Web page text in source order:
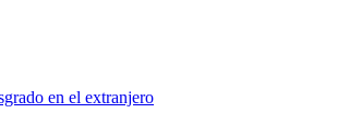
en el extranjero